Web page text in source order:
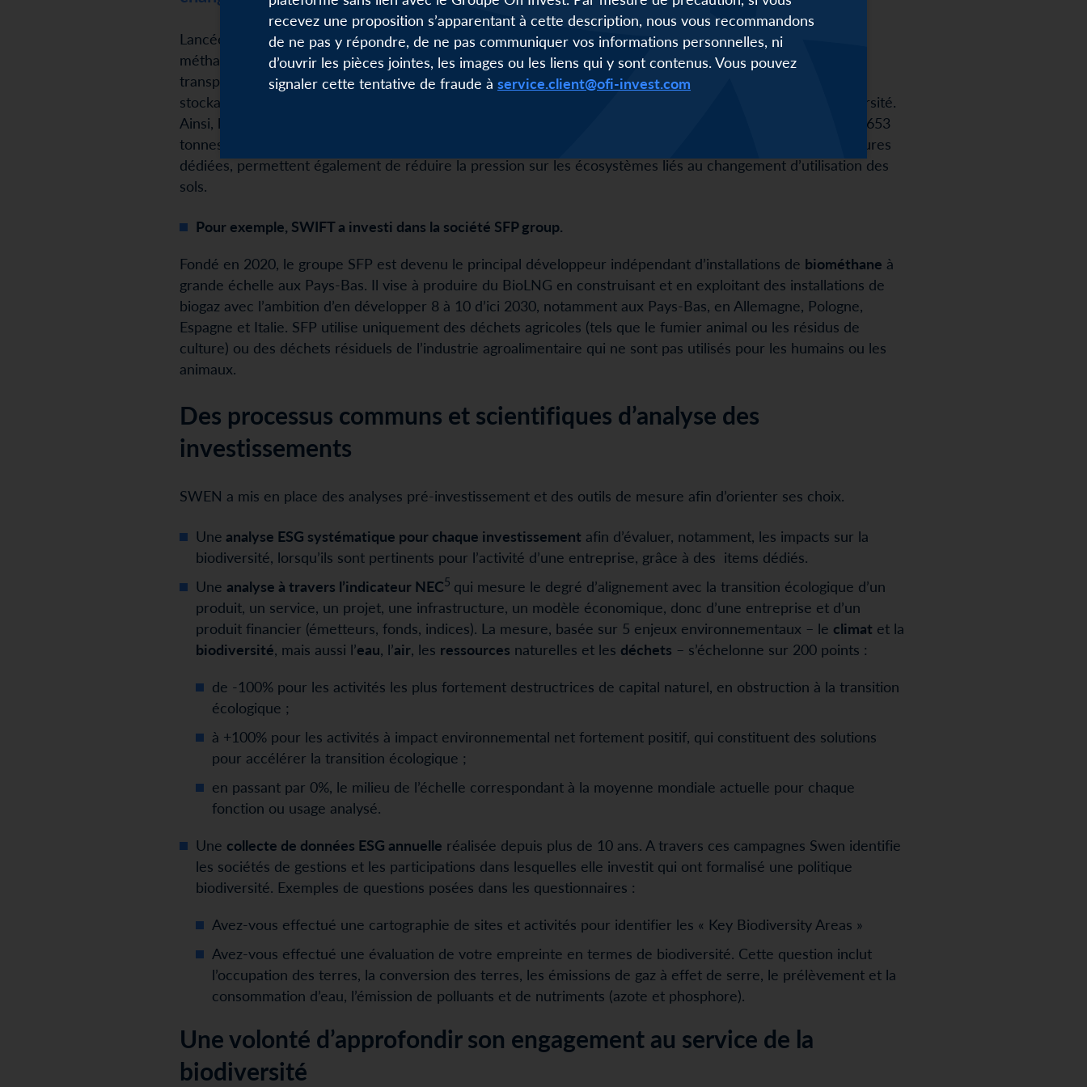
Lancée en 2019, la stratégie SWIFT vise à financer desinfrastructures de gaz renouvelable en Europe :
méthanisation, hydrogène renouvelable, infrastructures d’avitaillement en gaz et GNL pour le secteur des
transports terrestres, ou encore infrastructures vertes comme les réseaux de chaleur renouvelable et le
stockage d’énergie. SWIFT contribue à réduire le changement climatique, l’une des pressions sur la biodiversité.
Ainsi, les émissions de gaz à effet de serre nettes évitées des entreprises investies par SWIFT sont de 145 653
tonnes d’équivalent CO2 (au 31/12/2021)
. Les engagements de SWIFT, notamment sur l’utilisation de cultures
dédiées, permettent également de réduire la pression sur les écosystèmes liés au changement d’utilisation des
sols.
Pour exemple, SWIFT a investi dans la société SFP group.
Fondé en 2020, le groupe SFP est devenu le principal développeur indépendant d’installations de biométhane à
grande échelle aux Pays-Bas. Il vise à produire du BioLNG en construisant et en exploitant des installations de
biogaz avec l’ambition d’en développer 8 à 10 d’ici 2030, notamment aux Pays-Bas, en Allemagne, Pologne,
Espagne et Italie. SFP utilise uniquement des déchets agricoles (tels que le fumier animal ou les résidus de
culture) ou des déchets résiduels de l’industrie agroalimentaire qui ne sont pas utilisés pour les humains ou les
animaux.
Des processus communs et scientifiques d’analyse des
investissements
SWEN a mis en place des analyses pré-investissement et des outils de mesure afin d’orienter ses choix.
Une analyse ESG systématique pour chaque investissement afin d’évaluer, notamment, les impacts sur la
biodiversité, lorsqu’ils sont pertinents pour l’activité d’une entreprise, grâce à des items dédiés.
Une analyse à travers l’indicateur NEC5 qui mesure le degré d’alignement avec la transition écologique d’un
produit, un service, un projet, une infrastructure, un modèle économique, donc d’une entreprise et d’un
produit financier (émetteurs, fonds, indices). La mesure, basée sur 5 enjeux environnementaux – le climat et la
biodiversité, mais aussi l’eau, l’air, les ressources naturelles et les déchets – s’échelonne sur 200 points :
de -100% pour les activités les plus fortement destructrices de capital naturel, en obstruction à la transition
écologique ;
à +100% pour les activités à impact environnemental net fortement positif, qui constituent des solutions
pour accélérer la transition écologique ;
en passant par 0%, le milieu de l’échelle correspondant à la moyenne mondiale actuelle pour chaque
fonction ou usage analysé.
Une collecte de données ESG annuelle réalisée depuis plus de 10 ans. A travers ces campagnes Swen identifie
les sociétés de gestions et les participations dans lesquelles elle investit qui ont formalisé une politique
biodiversité. Exemples de questions posées dans les questionnaires :
Avez-vous effectué une cartographie de sites et activités pour identifier les « Key Biodiversity Areas »
Avez-vous effectué une évaluation de votre empreinte en termes de biodiversité. Cette question inclut
l’occupation des terres, la conversion des terres, les émissions de gaz à effet de serre, le prélèvement et la
consommation d’eau, l’émission de polluants et de nutriments (azote et phosphore).
Une volonté d’approfondir son engagement au service de la
biodiversité
recevez une proposition s’apparentant à cette description, nous vous recommandons
de ne pas y répondre, de ne pas communiquer vos informations personnelles, ni
d’ouvrir les pièces jointes, les images ou les liens qui y sont contenus. Vous pouvez
signaler cette tentative de fraude à service.client@ofi-invest.com